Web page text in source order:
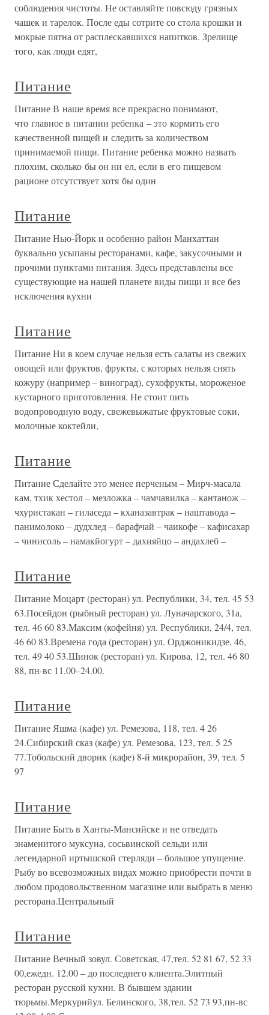
соблюдения чистоты. Не оставляйте повсюду грязных
чашек и тарелок. После еды сотрите со стола крошки и
мокрые пятна от расплескавшихся напитков. Зрелище
того, как люди едят,
Питание
Питание В наше время все прекрасно понимают,
что главное в питании ребенка – это кормить его
качественной пищей и следить за количеством
принимаемой пищи. Питание ребенка можно назвать
плохим, сколько бы он ни ел, если в его пищевом
рационе отсутствует хотя бы один
Питание
Питание Нью-Йорк и особенно район Манхаттан
буквально усыпаны ресторанами, кафе, закусочными и
прочими пунктами питания. Здесь представлены все
существующие на нашей планете виды пищи и все без
исключения кухни
Питание
Питание Ни в коем случае нельзя есть салаты из свежих
овощей или фруктов, фрукты, с которых нельзя снять
кожуру (например – виноград), сухофрукты, мороженое
кустарного приготовления. Не стоит пить
водопроводную воду, свежевыжатые фруктовые соки,
молочные коктейли,
Питание
Питание Сделайте это менее перченым – Мирч-масала
кам, тхик хестол – мезложка – чамчавилка – кантанож –
чхуристакан – гиласеда – кханазавтрак – наштавода –
панимолоко – дудхлед – барафчай – чаикофе – кафисахар
– чинисоль – намакйогурт – дахияйцо – андахлеб –
Питание
Питание Моцарт (ресторан) ул. Республики, 34, тел. 45 53
63.Посейдон (рыбный ресторан) ул. Луначарского, 31а,
тел. 46 60 83.Максим (кофейня) ул. Республики, 24/4, тел.
46 60 83.Времена года (ресторан) ул. Орджоникидзе, 46,
тел. 49 40 53.Шинок (ресторан) ул. Кирова, 12, тел. 46 80
88, пн-вс 11.00–24.00.
Питание
Питание Яшма (кафе) ул. Ремезова, 118, тел. 4 26
24.Сибирский сказ (кафе) ул. Ремезова, 123, тел. 5 25
77.Тобольский дворик (кафе) 8-й микрорайон, 39, тел. 5
97
Питание
Питание Быть в Ханты-Мансийске и не отведать
знаменитого муксуна, сосьвинской сельди или
легендарной иртышской стерляди – большое упущение.
Рыбу во всевозможных видах можно приобрести почти в
любом продовольственном магазине или выбрать в меню
ресторана.Центральный
Питание
Питание Вечный зовул. Советская, 47,тел. 52 81 67, 52 33
00,ежедн. 12.00 – до последнего клиента.Элитный
ресторан русской кухни. В бывшем здании
тюрьмы.Меркурийул. Белинского, 38,тел. 52 73 93,пн-вс